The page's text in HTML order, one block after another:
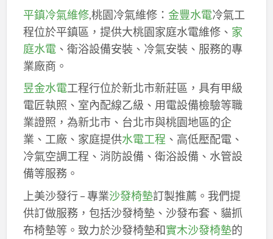
平鎮冷氣維修,桃園冷氣維修： 金豐水電冷氣工
程位於平鎮區，提供大桃園家庭水電維修、 家
庭水電、衛浴設備安裝、冷氣安裝、服務的專
業廠商。
昱金水電工程行位於新北市新莊區，具有甲級
電匠執照、室內配線乙級、用電設備檢驗等職
業證照，為新北市、台北市與桃園地區的企
業、工廠、家庭提供水電工程 、高低壓配電、
冷氣空調工程、消防設備、衛浴設備、水管設
備等服務。
上美沙發行 – 專業沙發椅墊訂製推薦。我們提
供訂做服務，包括沙發椅墊、沙發布套、貓抓
布椅墊等。致力於沙發椅墊和實木沙發椅墊的